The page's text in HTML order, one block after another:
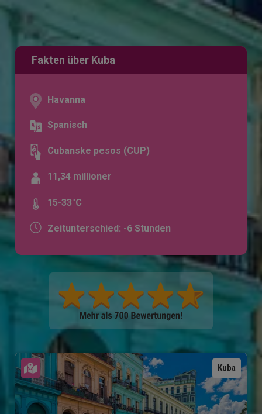
Fakten über Kuba
Havanna
Spanisch
Cubanske pesos (CUP)
11,34 millioner
15-33°C
Zeitunterschied: -6 Stunden
Kuba
Karte ansehen